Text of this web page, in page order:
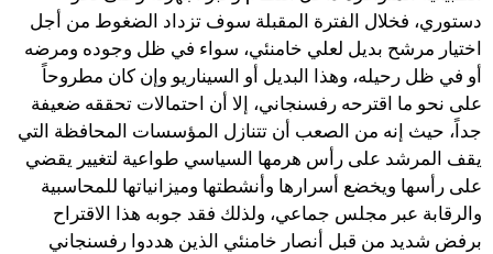
دستوري، فخلال الفترة المقبلة سوف تزداد الضغوط من أجل
اختيار مرشح بديل لعلي خامنئي، سواء في ظل وجوده ومرضه
أو في ظل رحيله، وهذا البديل أو السيناريو وإن كان مطروحاً
على نحو ما اقترحه رفسنجاني، إلا أن احتمالات تحققه ضعيفة
جداً، حيث إنه من الصعب أن تتنازل المؤسسات المحافظة التي
يقف المرشد على رأس هرمها السياسي طواعية لتغيير يقضي
على رأسها ويخضع أسرارها وأنشطتها وميزانياتها للمحاسبية
والرقابة عبر مجلس جماعي، ولذلك فقد جوبه هذا الاقتراح
برفض شديد من قبل أنصار خامنئي الذين هددوا رفسنجاني